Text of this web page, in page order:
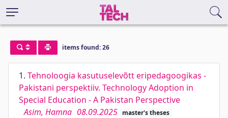
items found: 26
1. Tehnoloogia kasutuselevõtt eripedagoogikas -
Pakistani perspektiiv. Technology Adoption in
Special Education - A Pakistan Perspective
Asim, Hamna 08.09.2025 master's theses